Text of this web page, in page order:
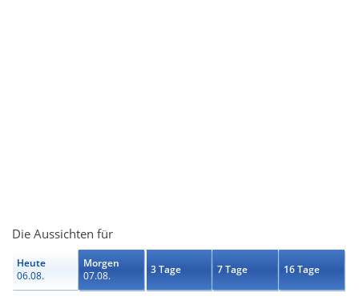
Die Aussichten für
Heute
06.08.
Morgen
07.08.
3 Tage 7 Tage 16 Tage